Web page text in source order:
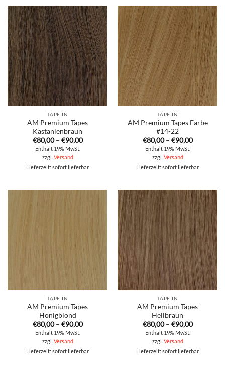
TAPE-IN
AM Premium Tapes
Kastanienbraun
€80,00 – €90,00Preisspanne:
Enthält 19% MwSt.
zzgl. Versand
Lieferzeit: sofort lieferbar
TAPE-IN
AM Premium Tapes Farbe
#14-22
€80,00 – €90,00
Enthält 19% MwSt.
zzgl. Versand
Lieferzeit: sofort lieferbar
TAPE-IN
AM Premium Tapes
Honigblond
€80,00 – €90,00Preisspanne:
Enthält 19% MwSt.
zzgl. Versand
Lieferzeit: sofort lieferbar
TAPE-IN
AM Premium Tapes
Hellbraun
€80,00 – €90,00
Enthält 19% MwSt.
zzgl. Versand
Lieferzeit: sofort lieferbar